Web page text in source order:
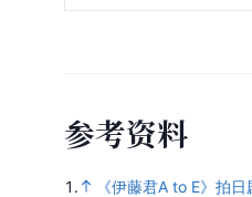
参考资料
1.
《伊藤君A to E》拍